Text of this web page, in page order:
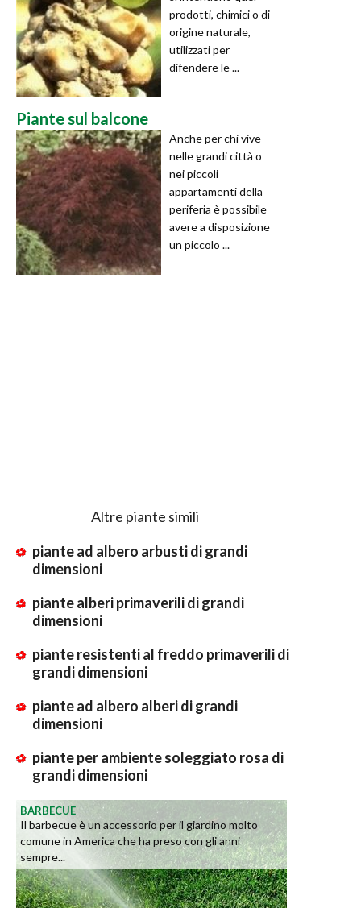
prodotti, chimici o di
origine naturale,
utilizzati per
difendere le ...
Piante sul balcone
Anche per chi vive
nelle grandi città o
nei piccoli
appartamenti della
periferia è possibile
avere a disposizione
un piccolo ...
Altre piante simili
piante ad albero arbusti di grandi
dimensioni
piante alberi primaverili di grandi
dimensioni
piante resistenti al freddo primaverili di
grandi dimensioni
piante ad albero alberi di grandi
dimensioni
piante per ambiente soleggiato rosa di
grandi dimensioni
BARBECUE
Il barbecue è un accessorio per il giardino molto
comune in America che ha preso con gli anni
sempre...